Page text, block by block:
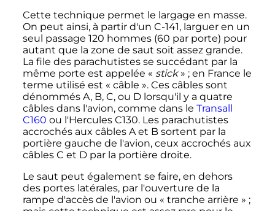
Cette technique permet le largage en masse.
On peut ainsi, à partir d'un C-141, larguer en un
seul passage 120 hommes (60 par porte) pour
autant que la zone de saut soit assez grande.
La file des parachutistes se succédant par la
même porte est appelée « stick » ; en France le
terme utilisé est « câble ». Ces câbles sont
dénommés A, B, C, ou D lorsqu'il y a quatre
câbles dans l'avion, comme dans le Transall
C160 ou l'Hercules C130. Les parachutistes
accrochés aux câbles A et B sortent par la
portière gauche de l'avion, ceux accrochés aux
câbles C et D par la portière droite.
Le saut peut également se faire, en dehors
des portes latérales, par l'ouverture de la
rampe d'accès de l'avion ou « tranche arrière » ;